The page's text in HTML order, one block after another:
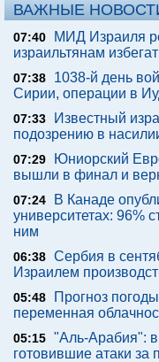
ВАЖНЫЕ
07:40
МИД Израиля
израильтянам
07:38
1038-й день
Сирии, операции в
07:33
Известный
подозрению в
07:29
Юниорский
вышли в финал и
07:24
В Канаде
университетах: 96%
ним
06:38 Сербия в
Израилем
05:48
Прогноз
переменная
05:15 "Аль-Арабия":
готовившие атаки за